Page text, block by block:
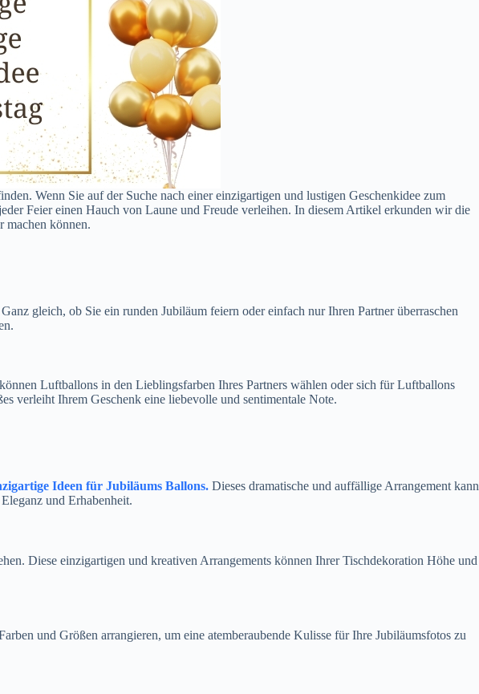
Wenn Sie auf der Suche nach einer einzigartigen und lustigen Geschenkidee zum
Feier einen Hauch von Laune und Freude verleihen. In diesem Artikel erkunden wir die
machen können.
gleich, ob Sie ein runden Jubiläum feiern oder einfach nur Ihren Partner überraschen
Luftballons in den Lieblingsfarben Ihres Partners wählen oder sich für Luftballons
verleiht Ihrem Geschenk eine liebevolle und sentimentale Note.
Ideen für Jubiläums Ballons. Dieses dramatische und auffällige Arrangement kann
und Erhabenheit.
Diese einzigartigen und kreativen Arrangements können Ihrer Tischdekoration Höhe und
und Größen arrangieren, um eine atemberaubende Kulisse für Ihre Jubiläumsfotos zu